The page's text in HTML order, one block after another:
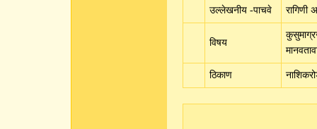
उल्लेखनीय -पाचवे रागिणी
विषय
ठिकाण